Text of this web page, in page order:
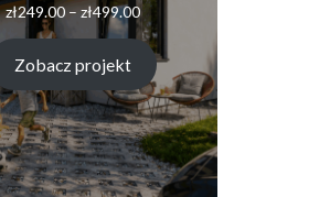
zł249.00 –zł499.00Zakres
cen:
od
zł249.00
do
zł499.00
Zobacz projekt